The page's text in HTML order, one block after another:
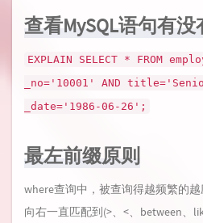
查看MySQL语句有
EXPLAIN SELECT * FROM
_no='10001' AND
_date='1986-06-26';
最左前缀原则
where查询中，被查询得越频繁的
向右一直匹配到(>、<、between、